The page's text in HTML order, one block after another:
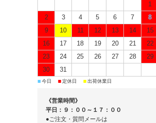
1
2
3 4 5 6 7
8
9
10 11 12 13 14
15
16
17 18 19 20 21
22
23
24 25 26 27 28
29
30
31
■今日 ■定休日 ■出荷休業日
《営業時間》
平日：９：００～１７：００
●ご注文・質問メールは